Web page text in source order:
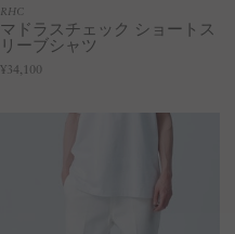
RHC
マドラスチェック ショートス
リーブシャツ
¥34,100